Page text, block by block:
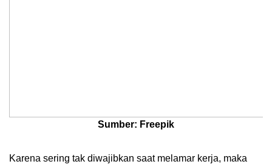
Sumber: Freepik
Karena sering tak diwajibkan saat melamar kerja, maka